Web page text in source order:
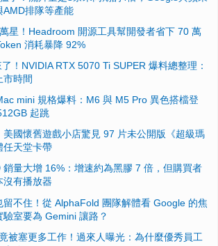
AMD排隊等產能
星！Headroom 開源工具幫開發者省下 70 萬
消耗暴降 92%
！NVIDIA RTX 5070 Ti SUPER 爆料總整理：
市時間
mini 規格爆料：M6 與 M5 Pro 異色搭檔登
起跳
美國懷舊遊戲小店驚見 97 片未公開版《超級瑪
任天堂卡帶
銷量大增 16%：增速約為黑膠 7 倍，但購買者
沒有播放器
留不住！從 AlphaFold 團隊解體看 Google 的焦
驗室要為 Gemini 讓路？
被塞更多工作！過來人曝光：為什麼優秀員工